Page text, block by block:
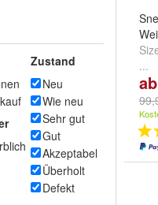
Zustand
Neu
Wie neu
Sehr gut
Gut
Akzeptabel
Überholt
Defekt
...